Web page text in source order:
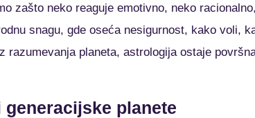
zašto neko reaguje emotivno, neko
snagu, gde oseća nesigurnost, kako voli,
razumevanja planeta, astrologija ostaje
planete